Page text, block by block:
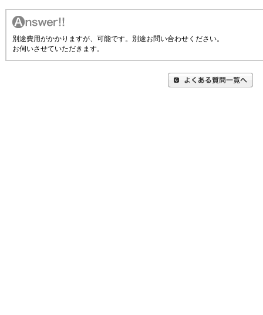
別途費用がかかりますが、可能です。別途お問い合わせください。
お伺いさせていただきます。